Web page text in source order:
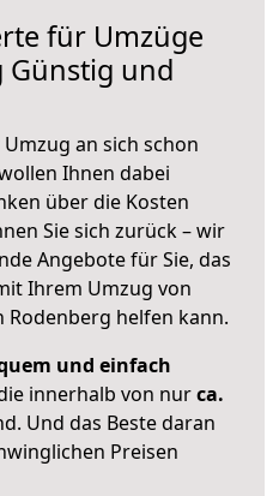
für Umzüge
Günstig und
an sich schon
Ihnen dabei
über die Kosten
Sie sich zurück – wir
Angebote für Sie, das
Ihrem Umzug von
Rodenberg helfen kann.
und einfach
innerhalb von nurca.
Und das Beste daran
Preisen